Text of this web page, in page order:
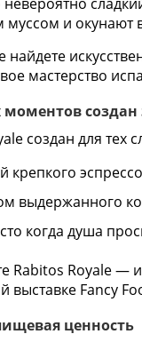
и окунают
найдете
мастерство
создан
создан для тех
крепкого
выдержанного
когда душа
Rabitos Royale —
выставке Fancy
ценность